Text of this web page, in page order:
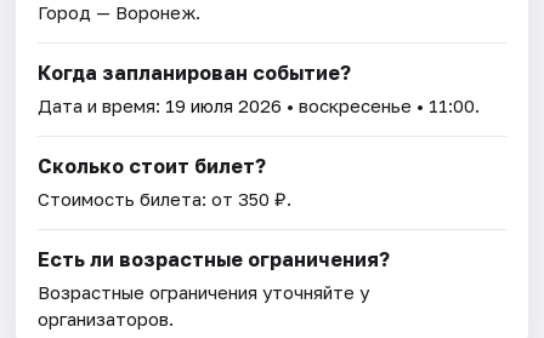
Город — Воронеж.
Когда запланирован событие?
Дата и время: 19 июля 2026 • воскресенье • 11:00.
Сколько стоит билет?
Стоимость билета: от 350 ₽.
Есть ли возрастные ограничения?
Возрастные ограничения уточняйте у
организаторов.